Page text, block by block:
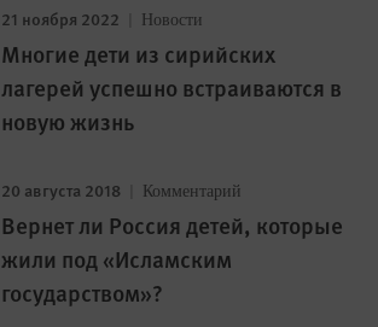
21 ноября 2022 Новости
Многие дети из сирийских
лагерей успешно встраиваются в
новую жизнь
20 августа 2018 Комментарий
Вернет ли Россия детей, которые
жили под «Исламским
государством»?